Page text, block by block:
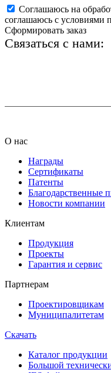
Соглашаюсь на
соглашаюсь с условиями
Сформировать заказ
Связаться с нами:
О нас
Награды
Сертификаты
Патенты
Благодарственные
Новости компании
Клиентам
Продукция
Проекты
Гарантия и сервис
Партнерам
Проектировщикам
Муниципалитетам
Скачать
Каталог продукции
Большой